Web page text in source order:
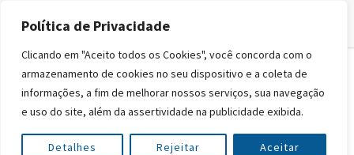
Política de Privacidade
Clicando em "Aceito todos os Cookies", você concorda com o
armazenamento de cookies no seu dispositivo e a coleta de
informações, a fim de melhorar nossos serviços, sua navegação
e uso do site, além da assertividade na publicidade exibida.
Detalhes Rejeitar Aceitar